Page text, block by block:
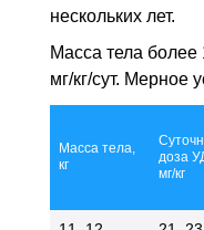
нескольких лет.
Масса тела
мг/кг/сут. Мерное
Масса тела,
кг
доза
мг/кг